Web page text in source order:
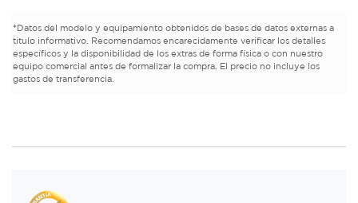
*Datos del modelo y equipamiento obtenidos de bases de datos externas a
título informativo. Recomendamos encarecidamente verificar los detalles
específicos y la disponibilidad de los extras de forma física o con nuestro
equipo comercial antes de formalizar la compra. El precio no incluye los
gastos de transferencia.